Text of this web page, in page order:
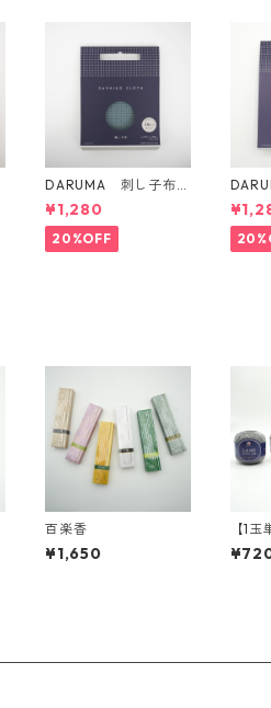
DARUMA 刺し子布
方眼ガイドタイプ Co
l.5 にぶ青
¥1,280
20%OFF
mm
Col.3
百楽香
¥1,650
【1
ラメ